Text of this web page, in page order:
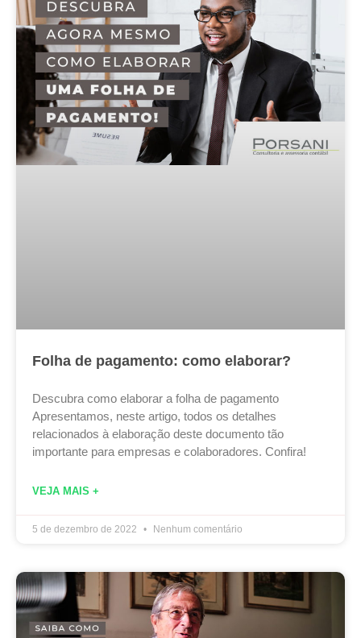
Folha de pagamento: como elaborar?
Descubra como elaborar a folha de pagamento
Apresentamos, neste artigo, todos os detalhes
relacionados à elaboração deste documento tão
importante para empresas e colaboradores. Confira!
VEJA MAIS +
5 de dezembro de 2022 Nenhum comentário